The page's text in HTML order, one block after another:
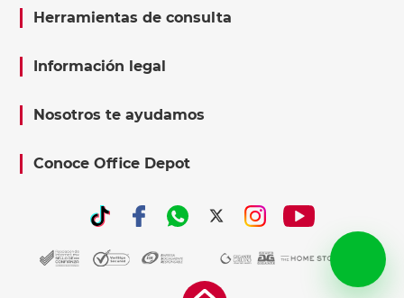
Herramientas de consulta
Información legal
Nosotros te ayudamos
Conoce Office Depot